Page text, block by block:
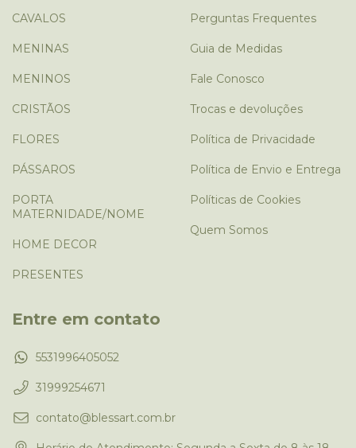
CAVALOS
MENINAS
MENINOS
CRISTÃOS
FLORES
PÁSSAROS
PORTA
MATERNIDADE/NOME
HOME DECOR
PRESENTES
Perguntas Frequentes
Guia de Medidas
Fale Conosco
Trocas e devoluções
Política de Privacidade
Política de Envio e Entrega
Políticas de Cookies
Quem Somos
Entre em contato
5531996405052
31999254671
contato@blessart.com.br